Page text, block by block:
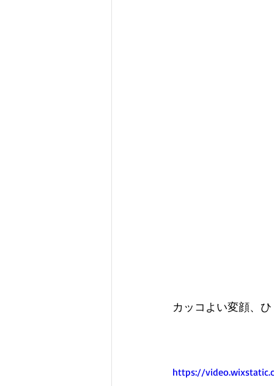
カッコよい変顔、ひ
https://